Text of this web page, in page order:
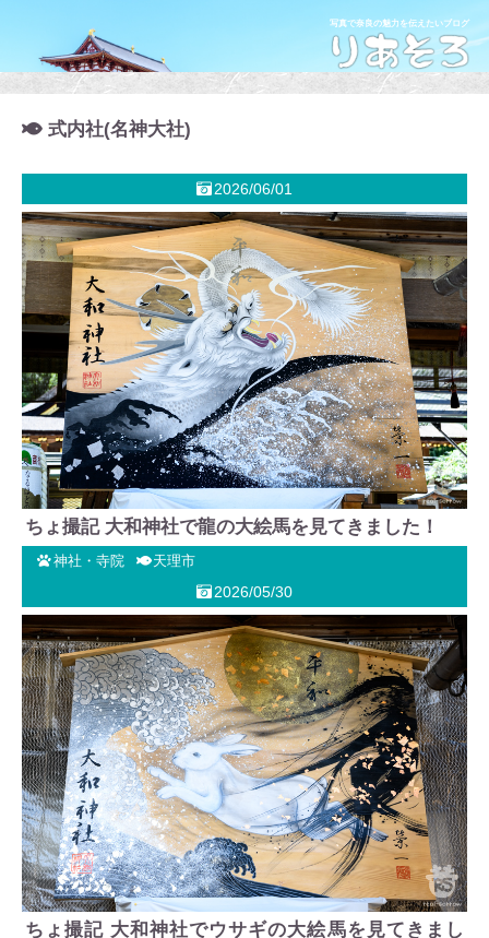
写真で奈良の魅力を伝えたいブログ
式内社(名神大社)
2026/06/01
ちょ撮記 大和神社で龍の大絵馬を見てきました！
神社・寺院 天理市
2026/05/30
ちょ撮記 大和神社でウサギの大絵馬を見てきまし